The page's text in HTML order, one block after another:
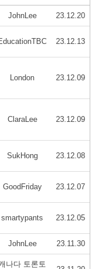
JohnLee 23.12.20
23.12.13
London 23.12.09
ClaraLee 23.12.09
SukHong 23.12.08
GoodFriday 23.12.07
smartypants 23.12.05
JohnLee 23.11.30
나다 토론토